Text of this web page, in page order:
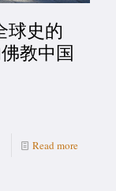
球史的
教中国
Read more